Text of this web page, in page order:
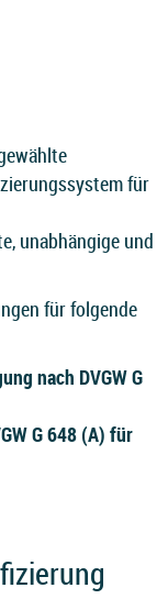
für
unabhängige und
für folgende
nach DVGW G
G 648 (A) für